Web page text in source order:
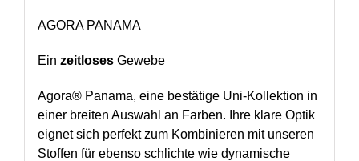
AGORA PANAMA
Ein zeitlosesGewebe
Agora® Panama, eine bestätige Uni-Kollektion in
einer breiten Auswahl an Farben. Ihre klare Optik
eignet sich perfekt zum Kombinieren mit unseren
Stoffen für ebenso schlichte wie dynamische